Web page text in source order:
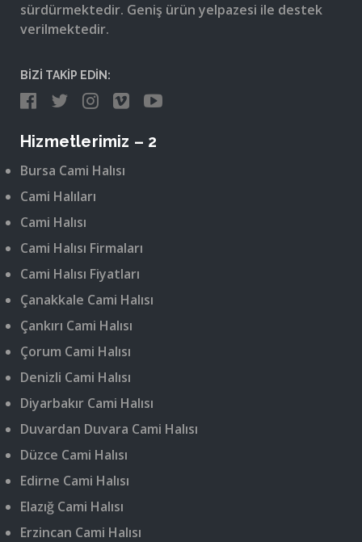
sürdürmektedir. Geniş ürün yelpazesi ile destek
verilmektedir.
BİZİ TAKİP EDİN:
Hizmetlerimiz – 2
Bursa Cami Halısı
Cami Halıları
Cami Halısı
Cami Halısı Firmaları
Cami Halısı Fiyatları
Çanakkale Cami Halısı
Çankırı Cami Halısı
Çorum Cami Halısı
Denizli Cami Halısı
Diyarbakır Cami Halısı
Duvardan Duvara Cami Halısı
Düzce Cami Halısı
Edirne Cami Halısı
Elazığ Cami Halısı
Erzincan Cami Halısı